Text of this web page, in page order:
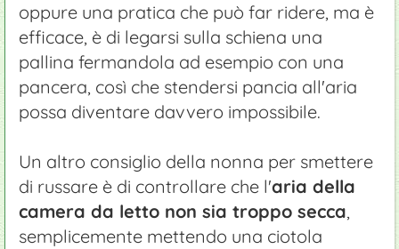
oppure una pratica che può far ridere, ma è
efficace, è di legarsi sulla schiena una
pallina fermandola ad esempio con una
pancera, così che stendersi pancia all'aria
possa diventare davvero impossibile.
Un altro consiglio della nonna per smettere
di russare è di controllare che l'aria della
camera da letto non sia troppo secca,
semplicemente mettendo una ciotola